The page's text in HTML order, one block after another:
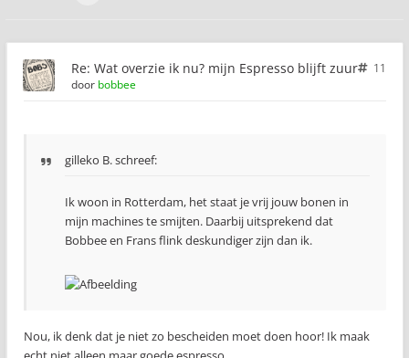
Re: Wat overzie ik nu? mijn Espresso blijft zuur
11
door bobbee
gilleko B. schreef:
Ik woon in Rotterdam, het staat je vrij jouw bonen in
mijn machines te smijten. Daarbij uitsprekend dat
Bobbee en Frans flink deskundiger zijn dan ik.
Nou, ik denk dat je niet zo bescheiden moet doen hoor! Ik maak